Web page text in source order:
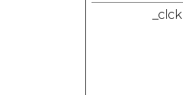
_clck